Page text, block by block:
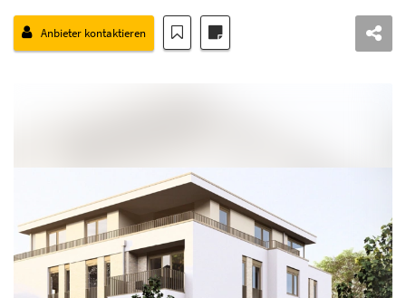
Anbieter kontaktieren